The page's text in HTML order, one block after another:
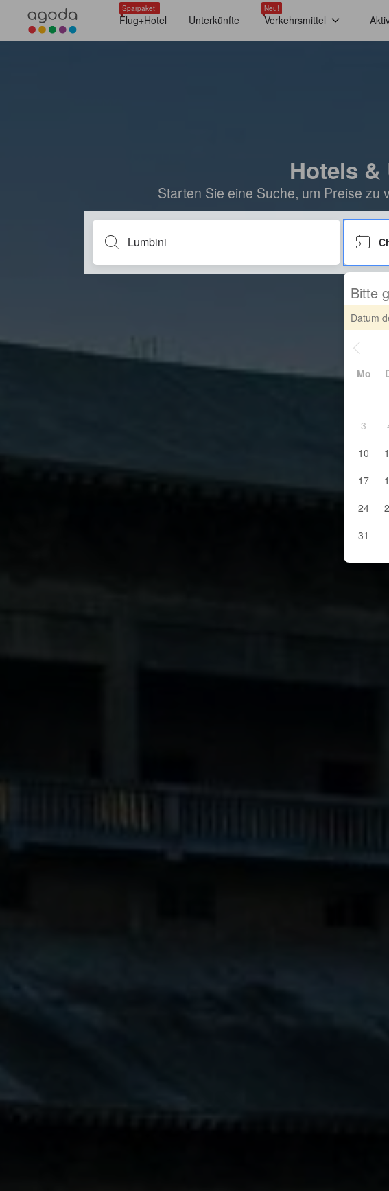
Sparpaket!
Flug+Hotel Unterkünfte
Neu!
Verkehrsmittel
Hotels
Starten Sie eine Suche, um Preise
Bitte
Datum
Mo
3
10
17
24
31